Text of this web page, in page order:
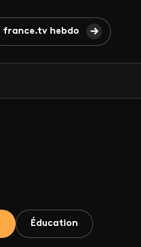
france.tv hebdo
Éducation